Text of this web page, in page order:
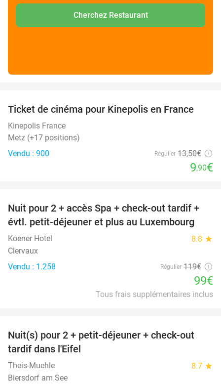
Cherchez Restaurant
27%
OUT
Ticket de cinéma pour Kinepolis en France
Kinepolis France
Metz (+17 positions)
Vendu : 900
Régulier 13,50€
9,90€
17%
Nuit pour 2 + accès Spa + check-out tardif +
évtl. petit-déjeuner et plus au Luxembourg
Koener Hotel 8.8 star
Clervaux
Vendu : 1.258
Régulier 119€
99€
Tous frais supplémentaires inclus
37%
Nuit(s) pour 2 + petit-déjeuner + check-out
tardif dans l'Eifel
Theis-Muehle 8.7 star
Biersdorf am See